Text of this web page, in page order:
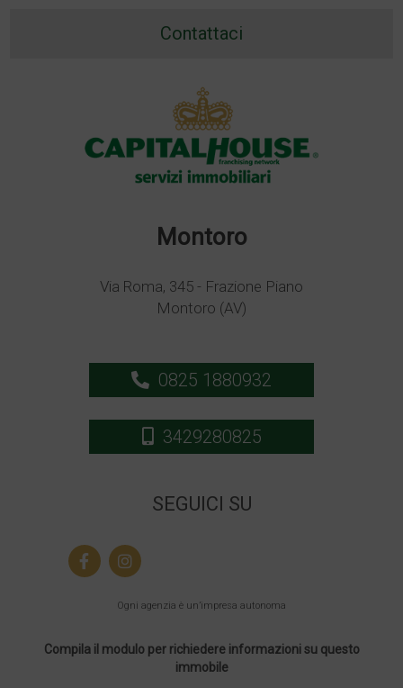
Contattaci
Montoro
Via Roma, 345 - Frazione Piano
Montoro (AV)
0825 1880932
3429280825
SEGUICI SU
Ogni agenzia è un’impresa autonoma
Compila il modulo per richiedere informazioni su questo
immobile